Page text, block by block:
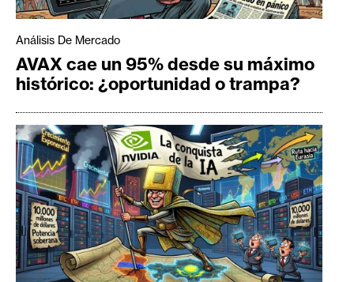
Análisis De Mercado
AVAX cae un 95% desde su máximo
histórico: ¿oportunidad o trampa?